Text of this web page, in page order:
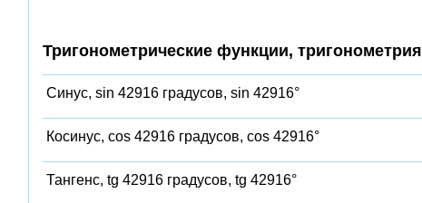
Тригонометрические функции, тригонометрия
Синус, sin 42916 градусов, sin 42916°
Косинус, cos 42916 градусов, cos 42916°
Тангенс, tg 42916 градусов, tg 42916°